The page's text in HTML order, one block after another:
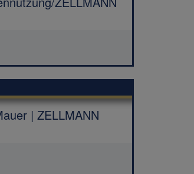
| ZELLMANN